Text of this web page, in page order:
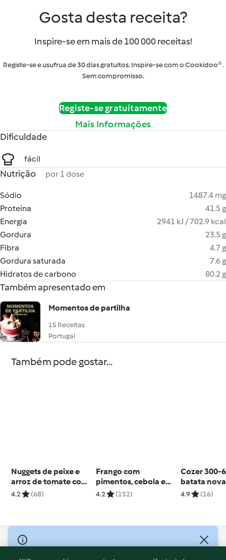
Gosta desta receita?
Inspire-se em mais de 100 000 receitas!
Registe-se e usufrua de 30 dias gratuitos. Inspire-se com o Cookidoo®.
Sem compromisso.
Registe-se gratuitamente
Mais Informações
Dificuldade
fácil
Nutrição por 1 dose
Sódio
1487.4 mg
Proteína
41.5 g
Energia
2941 kJ / 702.9 kcal
Gordura
23.5 g
Fibra
4.7 g
Gordura saturada
7.6 g
Hidratos de carbono
80.2 g
Também apresentado em
Momentos de partilha
15 Receitas
Portugal
Também pode gostar...
Nuggets de peixe e
arroz de tomate com
feijão preto
4.2 (68)
Frango com
pimentos, cebola e
arroz
4.2 (152)
Cozer 300-
batata nova
4.9 (16)
© Copyright 2026